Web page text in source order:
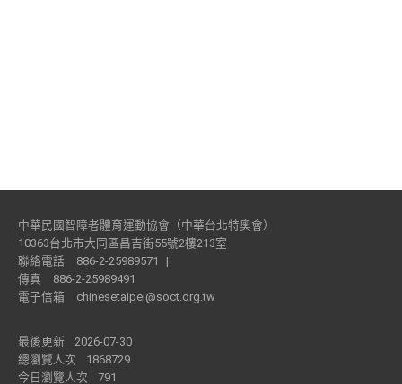
中華民國智障者體育運動協會（中華台北特奧會）
10363台北市大同區昌吉街55號2樓213室
聯絡電話
886-2-25989571
|
傳真
886-2-25989491
電子信箱
chinesetaipei@soct.org.tw
最後更新
2026-07-30
總瀏覽人次
1868729
今日瀏覽人次
791